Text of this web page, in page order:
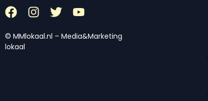
© MMlokaal.nl – Media&Marketing
lokaal